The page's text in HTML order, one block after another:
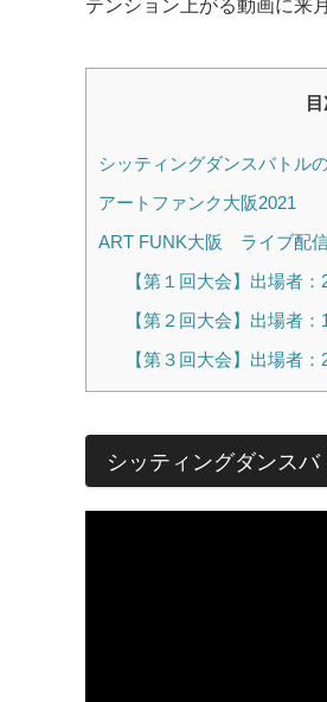
テンション上がる動画に来
シッティングダンスバトル
アートファンク大阪2021
ART FUNK大阪 ライブ配
【第１回大会】出場者：
【第２回大会】出場者
【第３回大会】出場者：
シッティングダンスバ